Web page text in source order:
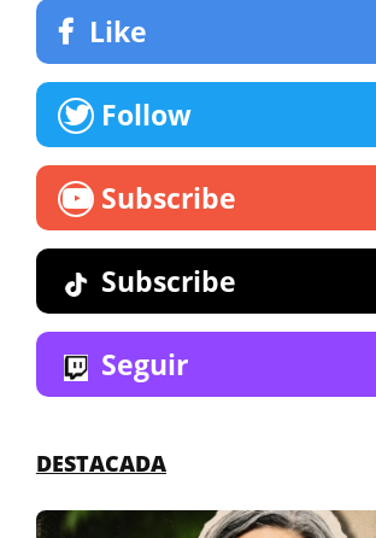
Like
Follow
Subscribe
Subscribe
Seguir
DESTACADA